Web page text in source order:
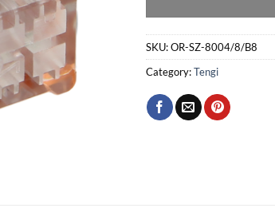
SKU:OR-SZ-8004/8/B8
Category:Tengi